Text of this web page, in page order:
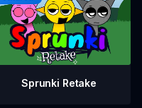
Sprunki Retake